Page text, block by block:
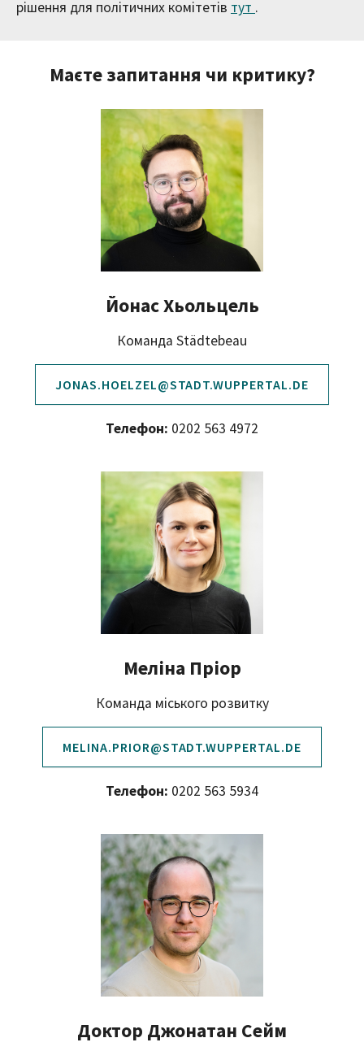
рішення для політичних комітетів тут .
Маєте запитання чи критику?
Йонас Хьольцель
Команда Städtebeau
JONAS.HOELZEL@STADT.WUPPERTAL.DE
Телефон: 0202 563 4972
Меліна Пріор
Команда міського розвитку
MELINA.PRIOR@STADT.WUPPERTAL.DE
Телефон: 0202 563 5934
Доктор Джонатан Сейм